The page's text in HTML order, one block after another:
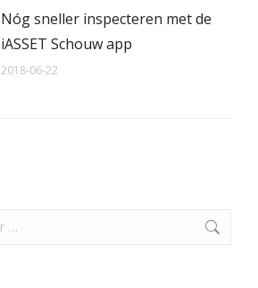
Nóg sneller inspecteren met de
iASSET Schouw app
2018-06-22